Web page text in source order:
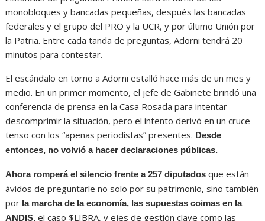
monobloques y bancadas pequeñas, después las bancadas
federales y el grupo del PRO y la UCR, y por último Unión por
la Patria. Entre cada tanda de preguntas, Adorni tendrá 20
minutos para contestar.
El escándalo en torno a Adorni estalló hace más de un mes y
medio. En un primer momento, el jefe de Gabinete brindó una
conferencia de prensa en la Casa Rosada para intentar
descomprimir la situación, pero el intento derivó en un cruce
tenso con los “apenas periodistas” presentes. Desde
entonces, no volvió a hacer declaraciones públicas.
Ahora romperá el silencio frente a 257 diputados que están
ávidos de preguntarle no solo por su patrimonio, sino también
por la marcha de la economía, las supuestas coimas en la
ANDIS,el caso $LIBRA, y ejes de gestión clave como las